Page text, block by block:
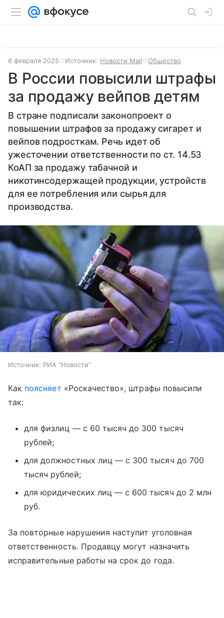
6 февраля 2025 Источник: Новости Mail Общество
В России повысили штрафы
за продажу вейпов детям
В стране подписали законопроект о
повышении штрафов за продажу сигарет и
вейпов подросткам. Речь идет об
ужесточении ответственности по ст. 14.53
КоАП за продажу табачной и
никотинсодержащей продукции, устройств
для ее потребления или сырья для
производства.
Источник: РИА "Новости"
Как поясняет «Роскачество», штрафы повысили
так:
для физлиц — с 60 тысяч до 300 тысяч
рублей;
для должностных лиц — с 300 тысяч до 700
тысяч рублей;
для юридических лиц — с 600 тысяч до 2 млн
руб.
За повторные нарушения наступит уголовная
ответственность. Продавцу могут назначить
исправительные работы на срок до года.